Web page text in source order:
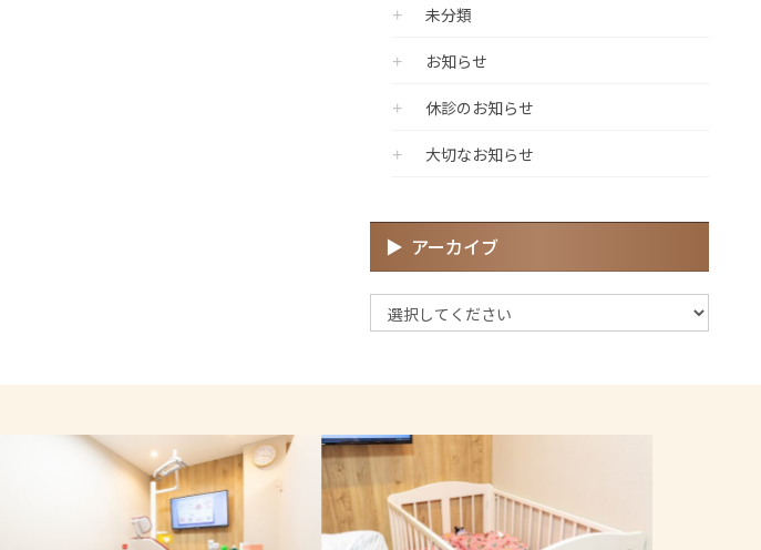
未分類
お知らせ
休診のお知らせ
大切なお知らせ
アーカイブ